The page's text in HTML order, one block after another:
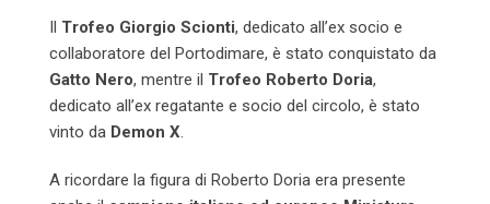
Trofeo Giorgio Scionti, dedicato all’ex socio e
collaboratore del Portodimare, è stato conquistato da
Gatto Nero, mentre il Trofeo Roberto Doria,
dedicato all’ex regatante e socio del circolo, è stato
vinto da Demon X.
A ricordare la figura di Roberto Doria era presente